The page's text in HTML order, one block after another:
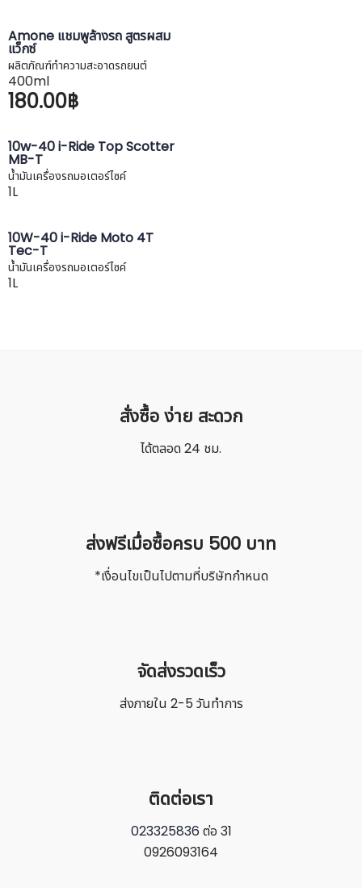
Amone แชมพูล้างรถ สูตรผสม
แว็กซ์
ผลิตภัณฑ์ทำความสะอาดรถยนต์
400ml
180.00฿
10w-40 i-Ride Top Scotter
MB-T
น้ำมันเครื่องรถมอเตอร์ไซค์
1L
10W-40 i-Ride Moto 4T
Tec-T
น้ำมันเครื่องรถมอเตอร์ไซค์
1L
สั่งซื้อ ง่าย สะดวก
ได้ตลอด 24 ชม.
ส่งฟรีเมื่อซื้อครบ 500 บาท
*เงื่อนไขเป็นไปตามที่บริษัทกำหนด
จัดส่งรวดเร็ว
ส่งภายใน 2-5 วันทำการ
ติดต่อเรา
023325836 ต่อ 31
0926093164